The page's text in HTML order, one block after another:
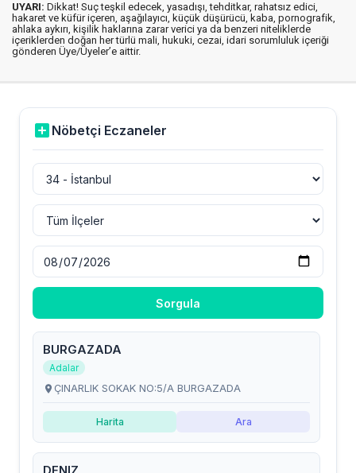
UYARI: Dikkat! Suç teşkil edecek, yasadışı, tehditkar, rahatsız edici,
hakaret ve küfür içeren, aşağılayıcı, küçük düşürücü, kaba, pornografik,
ahlaka aykırı, kişilik haklarına zarar verici ya da benzeri niteliklerde
içeriklerden doğan her türlü mali, hukuki, cezai, idari sorumluluk içeriği
gönderen Üye/Üyeler’e aittir.